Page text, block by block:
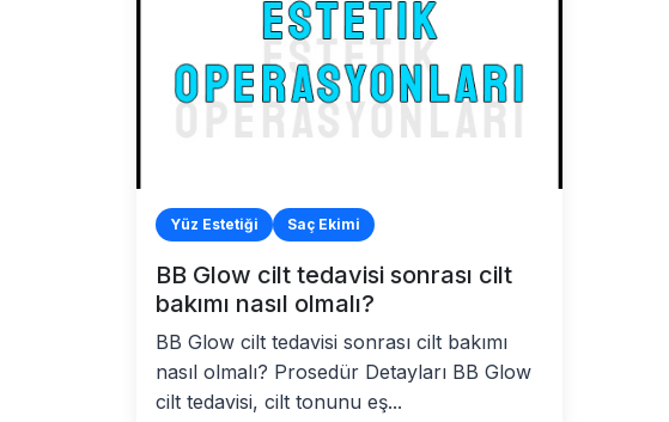
Yüz Estetiği Saç Ekimi
BB Glow cilt tedavisi sonrası cilt
bakımı nasıl olmalı?
BB Glow cilt tedavisi sonrası cilt bakımı
nasıl olmalı? Prosedür Detayları BB Glow
cilt tedavisi, cilt tonunu eş...